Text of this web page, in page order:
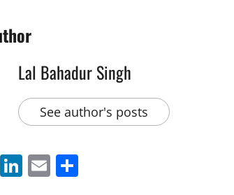
Lal Bahadur Singh
See author's posts
WhatsApp
LinkedIn
Email